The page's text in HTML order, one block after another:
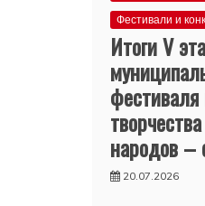
Фестивали и
Итоги V
фестиваля
народов –
20.07.2026